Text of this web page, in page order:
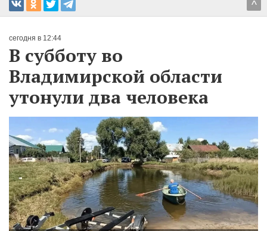
^
сегодня в 12:44
В субботу во
Владимирской области
утонули два человека